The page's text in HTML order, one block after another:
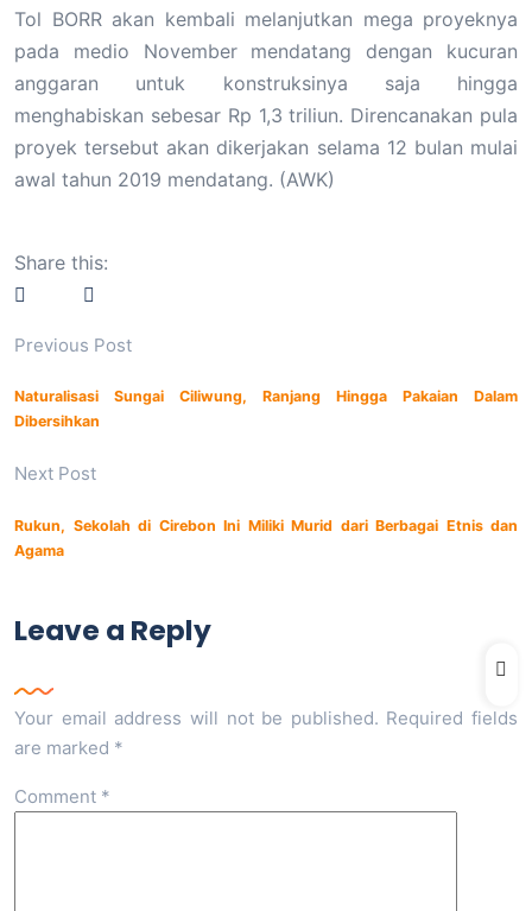
Tol BORR akan kembali melanjutkan mega proyeknya
pada medio November mendatang dengan kucuran
anggaran untuk konstruksinya saja hingga
menghabiskan sebesar Rp 1,3 triliun. Direncanakan pula
proyek tersebut akan dikerjakan selama 12 bulan mulai
awal tahun 2019 mendatang. (AWK)
Share this:
Previous Post
Naturalisasi Sungai Ciliwung, Ranjang Hingga Pakaian Dalam
Dibersihkan
Next Post
Rukun, Sekolah di Cirebon Ini Miliki Murid dari Berbagai Etnis dan
Agama
Leave a Reply
Your email address will not be published. Required fields
are marked *
Comment *